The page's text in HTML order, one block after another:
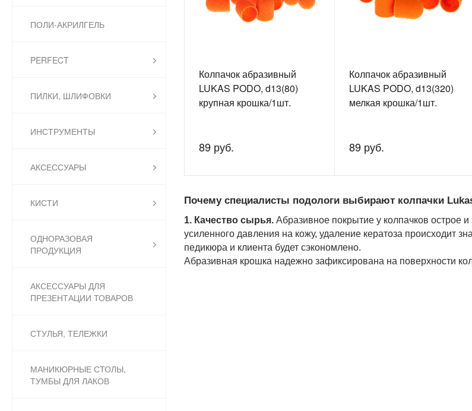
ПОЛИ-АКРИЛГЕЛЬ
PERFECT
ПИЛКИ, ШЛИФОВКИ
ИНСТРУМЕНТЫ
АКСЕССУАРЫ
КИСТИ
ОДНОРАЗОВАЯ
ПРОДУКЦИЯ
АКСЕССУАРЫ ДЛЯ
ПРЕЗЕНТАЦИИ ТОВАРОВ
СТУЛЬЯ, ТЕЛЕЖКИ
МАНИКЮРНЫЕ СТОЛЫ,
ТУМБЫ ДЛЯ ЛАКОВ
Колпачок абразивный
LUKAS PODO, d13(80)
крупная крошка/1шт.
89 руб.
Колпачок абразивный
LUKAS PODO, d13(320)
мелкая крошка/1шт.
89 руб.
Почему специалисты подологи выбирают колпачки
1. Качество сырья. Абразивное покрытие у колпачков острое
усиленного давления на кожу, удаление кератоза происходит
педикюра и клиента будет сэкономлено.
Абразивная крошка надежно зафиксирована на поверхности